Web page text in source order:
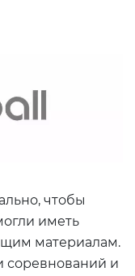
чтобы
иметь
материалам.
соревнований и